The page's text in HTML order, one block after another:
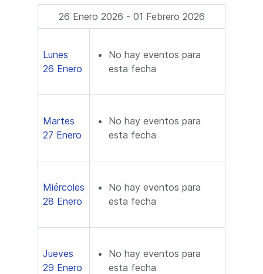
26 Enero 2026 - 01 Febrero 2026
Lunes
26 Enero
No hay eventos para
esta fecha
Martes
27 Enero
No hay eventos para
esta fecha
Miércoles
28 Enero
No hay eventos para
esta fecha
Jueves
29 Enero
No hay eventos para
esta fecha